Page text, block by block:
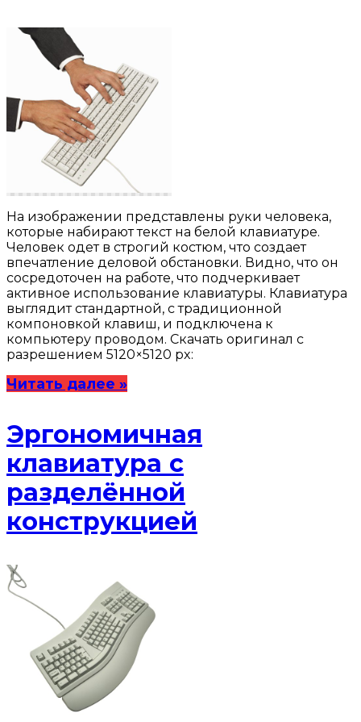
На изображении представлены руки человека,
которые набирают текст на белой клавиатуре.
Человек одет в строгий костюм, что создает
впечатление деловой обстановки. Видно, что он
сосредоточен на работе, что подчеркивает
активное использование клавиатуры. Клавиатура
выглядит стандартной, с традиционной
компоновкой клавиш, и подключена к
компьютеру проводом. Скачать оригинал с
разрешением 5120×5120 px:
Читать далее »
Эргономичная
клавиатура с
разделённой
конструкцией